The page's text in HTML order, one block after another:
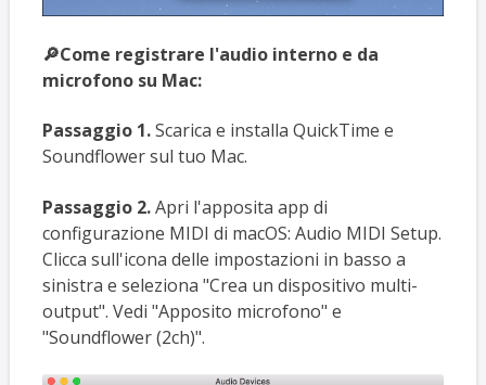
🔎Come registrare l'audio interno e da
microfono su Mac:
Passaggio 1.Scarica e installa QuickTime e
Soundflower sul tuo Mac.
Passaggio 2.Apri l'apposita app di
configurazione MIDI di macOS: Audio MIDI Setup.
Clicca sull'icona delle impostazioni in basso a
sinistra e seleziona "Crea un dispositivo multi-
output". Vedi "Apposito microfono" e
"Soundflower (2ch)".